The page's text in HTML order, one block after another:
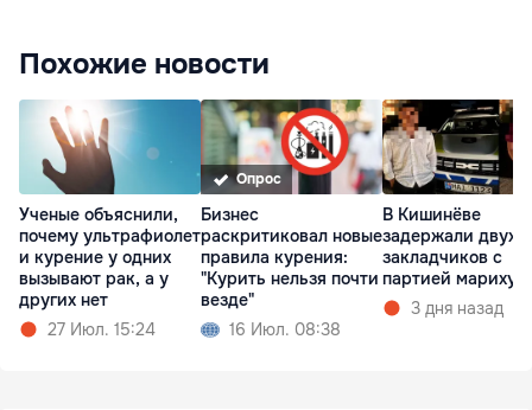
Похожие новости
Ученые объяснили,
почему ультрафиолет
и курение у одних
вызывают рак, а у
других нет
27 Июл. 15:24
Опрос
Бизнес
раскритиковал новые
правила курения:
"Курить нельзя почти
везде"
16 Июл. 08:38
В Кишинёве
задержали двух
закладчиков с
партией
3 дня назад